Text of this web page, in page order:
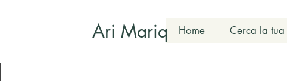
Ari Mariq Home Cerca la tua